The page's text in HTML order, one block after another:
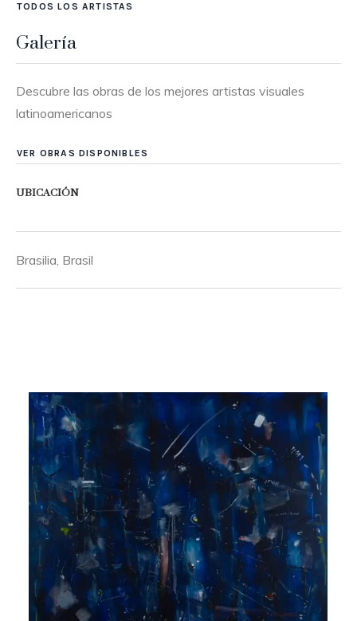
TODOS LOS ARTISTAS
Galería
Descubre las obras de los mejores artistas visuales
latinoamericanos
VER OBRAS DISPONIBLES
UBICACIÓN
Brasilia, Brasil